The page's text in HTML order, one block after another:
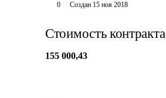
0 Создан 15 ноя 2018
Стоимость контракта
155 000,43